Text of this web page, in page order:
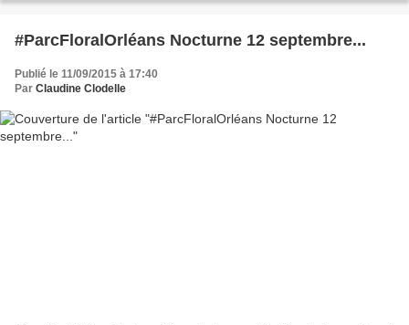
#ParcFloralOrléans Nocturne 12 septembre...
Publié le 11/09/2015 à 17:40
Par Claudine Clodelle